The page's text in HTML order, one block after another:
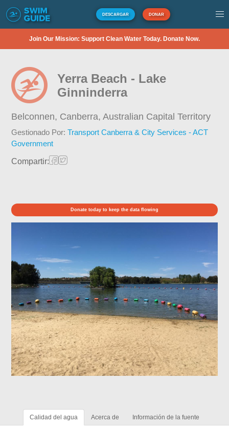
DESCARGAR DONAR
Join Our Mission: Support Clean Water Today. Donate Now.
Yerra Beach - Lake
Ginninderra
Belconnen, Canberra,Australian Capital Territory
Gestionado Por:Transport Canberra & City Services - ACT
Government
Compartir:
Donate today to keep the data flowing
Calidad del agua Acerca de Información de la fuente